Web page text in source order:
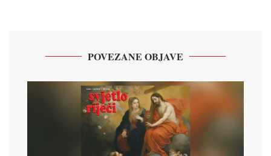
POVEZANE OBJAVE